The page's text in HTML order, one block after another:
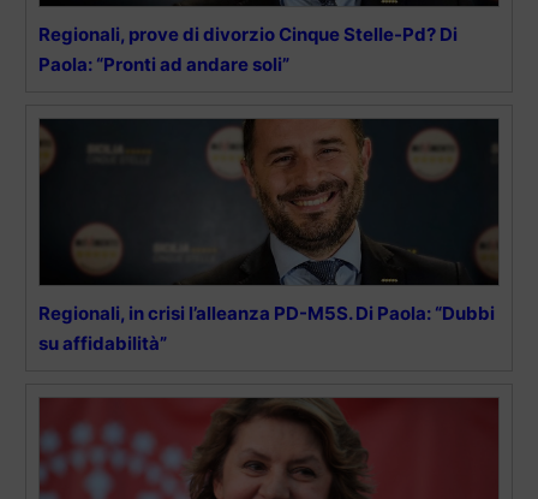
Regionali, prove di divorzio Cinque Stelle-Pd? Di
Paola: “Pronti ad andare soli”
Regionali, in crisi l’alleanza PD-M5S. Di Paola: “Dubbi
su affidabilità”